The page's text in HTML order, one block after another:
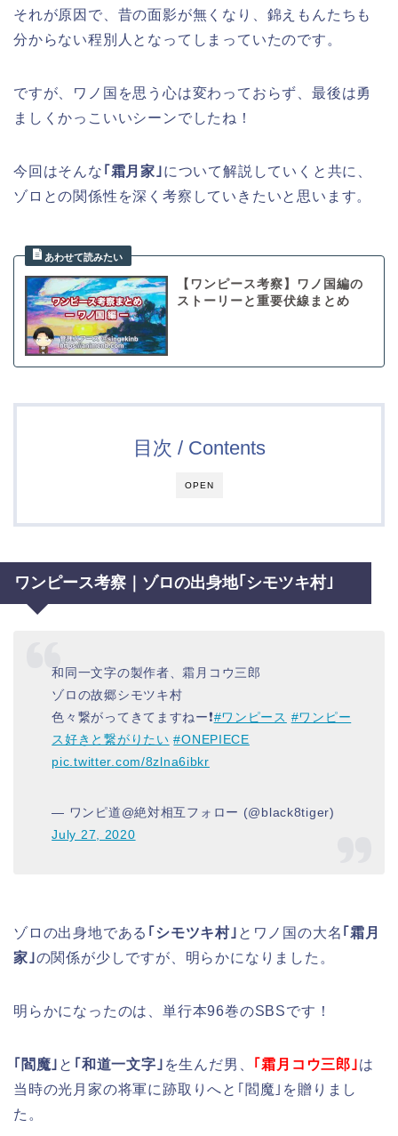
それが原因で、昔の面影が無くなり、錦えもんたちも
分からない程別人となってしまっていたのです。
ですが、ワノ国を思う心は変わっておらず、最後は勇
ましくかっこいいシーンでしたね！
今回はそんな ｢霜月家｣ について解説していくと共に、
ゾロとの関係性を深く考察していきたいと思います。
【ワンピース考察】ワノ国編の
ストーリーと重要伏線まとめ
OPEN
目次 / Contents
ワンピース考察｜ゾロの出身地｢シモツキ村｣
和同一文字の製作者、霜月コウ三郎
ゾロの故郷シモツキ村
色々繋がってきてますねー❗️#ワンピース #ワンピー
ス好きと繋がりたい #ONEPIECE
pic.twitter.com/8zlna6ibkr
— ワンピ道@絶対相互フォロー (@black8tiger)
July 27, 2020
ゾロの出身地である ｢シモツキ村｣ とワノ国の大名 ｢霜月
家｣の関係が少しですが、明らかになりました。
明らかになったのは、単行本96巻のSBSです！
｢閻魔｣ と ｢和道一文字｣ を生んだ男、 ｢霜月コウ三郎｣は
当時の光月家の将軍に跡取りへと｢閻魔｣を贈りまし
た。